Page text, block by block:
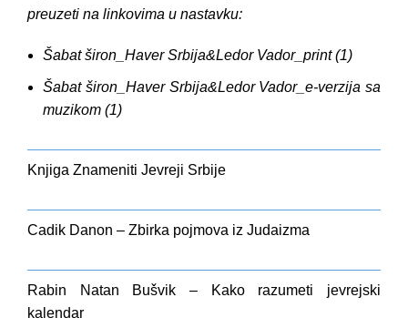
preuzeti na linkovima u nastavku:
Šabat širon_Haver Srbija&Ledor Vador_print (1)
Šabat širon_Haver Srbija&Ledor Vador_e-verzija sa
muzikom (1)
Knjiga Znameniti Jevreji Srbije
Cadik Danon – Zbirka pojmova iz Judaizma
Rabin Natan Bušvik – Kako razumeti jevrejski
kalendar